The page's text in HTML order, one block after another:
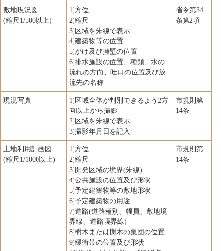
敷地現況図
(縮尺1/500以上)
1)方位
2)縮尺
3)区域を朱線で表示
4)建築物等の位置
5)がけ及び擁壁の位置
6)排水施設の位置、種類、水の
流れの方向、吐口の位置及び放
流先の名称
省令第34
条第2項
現況写真
1)区域全体が判別できるよう2方
向以上から撮影
2)区域を朱線で表示
3)撮影年月日を記入
市規則第
14条
土地利用計画図
(縮尺1/1000以上)
1)方位
2)縮尺
3)開発区域の境界(朱線)
4)公共施設の位置及び形状
5)予定建築物等の敷地形状
6)予定建築物の用途
7)道路(道路種別、幅員、敷地境
界線、道路境界線)
8)樹木または樹木の集団の位置
9)緩衝帯の位置及び形状
市規則第
14条